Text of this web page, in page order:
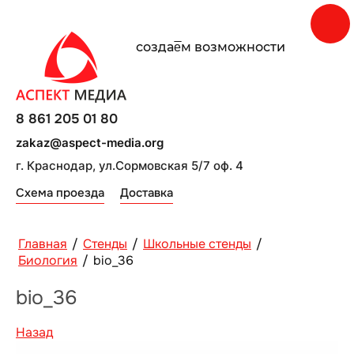
создаe̅м возможности
г. Краснодар, ул.Сормовская 5/7 оф. 4
Схема проезда Доставка
8 861 205 01 80
zakaz@aspect-media.org
Главная / Стенды / Школьные стенды /
Биология / bio_36
bio_36
Назад